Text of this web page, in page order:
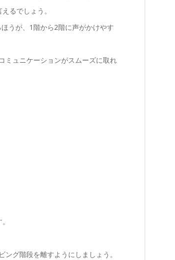
るでしょう。
うが、1階から2階に声がかけやす
ミュニケーションがスムーズに取れ
グ階段を離すようにしましょう。